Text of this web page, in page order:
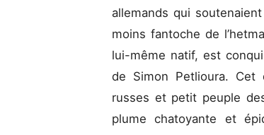
allemands qui
moins fantoche de
lui-même natif, est
de Simon Petlioura. Cet
russes et petit peuple
plume chatoyante et